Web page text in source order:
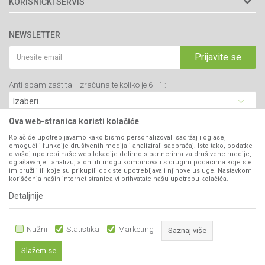
34000 Kragujevac, Srbija
webshop@agromarket.rs
PIB: 102135221
Matični broj: 07593252
Prodavnice
Brendovi
Katalozi
Blog
Najčešća pitanja
Politika privatnosti
Kako kupiti
Isporuka
Click & Collect
Načini plaćanja
Plaćanje karticama
Web kredit Raiffeisen banke
Pravo na odustajanje
Reklamacije
Zamena artikala
NEWSLETTER
Prijavite se
Anti-spam zaštita - izračunajte koliko je 6 - 1 :
VIBER I SMS NEWSLETTER
Prijavite se
PRATITE NAS
Ova web-stranica koristi kolačiće
Kolačiće upotrebljavamo kako bismo personalizovali sadržaj i oglase,
omogućili funkcije društvenih medija i analizirali saobraćaj. Isto tako, podatke
o vašoj upotrebi naše web-lokacije delimo s partnerima za društvene medije,
oglašavanje i analizu, a oni ih mogu kombinovati s drugim podacima koje ste
im pružili ili koje su prikupili dok ste upotrebljavali njihove usluge. Nastavkom
korišćenja naših internet stranica vi prihvatate našu upotrebu kolačića.
Detaljnije
Nužni Statistika Marketing Saznaj više
Slažem se